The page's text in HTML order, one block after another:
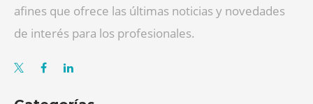
afines que ofrece las últimas noticias y novedades
de interés para los profesionales.